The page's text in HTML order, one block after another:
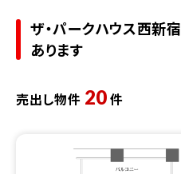
ザ・パークハウス西新
あります
売出し物件 20件